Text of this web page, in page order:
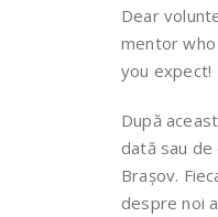
Dear
mentor
you expect!
După
dată sau de
Brașov.
despre noi